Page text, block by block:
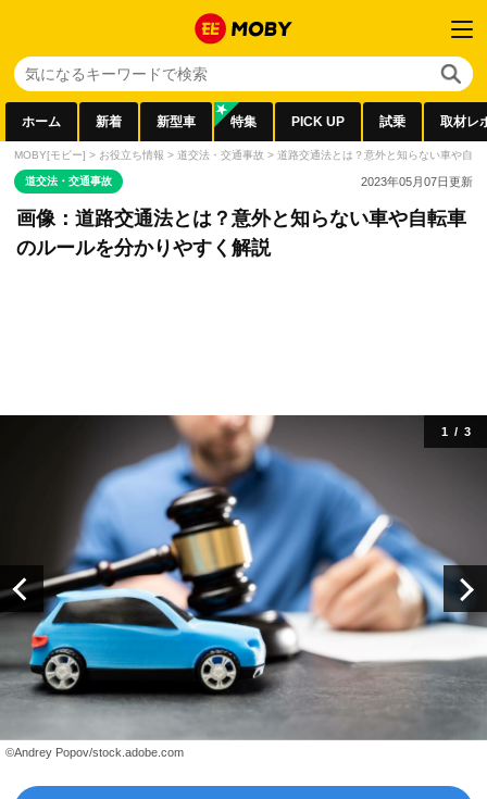
ホーム 新着 新型車 特集 PICK UP 試乗 取材レ
MOBY[モビー] > お役立ち情報 > 道交法・交通事故 > 道路交通法とは？意外と知らない車や自
道交法・交通事故 2023年05月07日更新
画像：道路交通法とは？意外と知らない車や自転車
のルールを分かりやすく解説
©Andrey Popov/stock.adobe.com
1/ 3